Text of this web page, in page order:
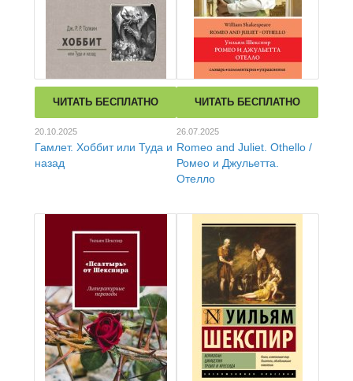
ЧИТАТЬ БЕСПЛАТНО
20.10.2025
Гамлет. Хоббит или Туда и
назад
ЧИТАТЬ БЕСПЛАТНО
26.07.2025
Romeo and Juliet. Othello /
Ромео и Джульетта.
Отелло